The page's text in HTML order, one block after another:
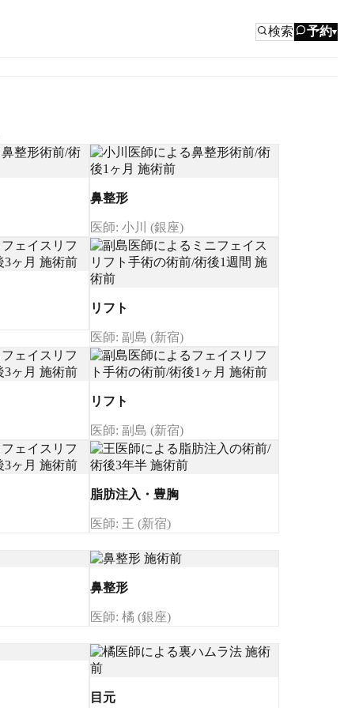
検索 予約▾
鼻整形
医師: 小川 (銀座)
リフト
医師: 副島 (新宿)
リフト
医師: 副島 (新宿)
脂肪注入・豊胸
医師: 王 (新宿)
鼻整形
医師: 橘 (銀座)
目元